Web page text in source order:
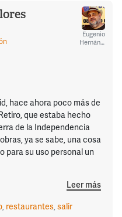
Eugenio
Hernández
hace ahora poco más de
que estaba hecho
de la Independencia
ya se sabe, una cosa
para su uso personal un
Leer más
, restaurantes,salir